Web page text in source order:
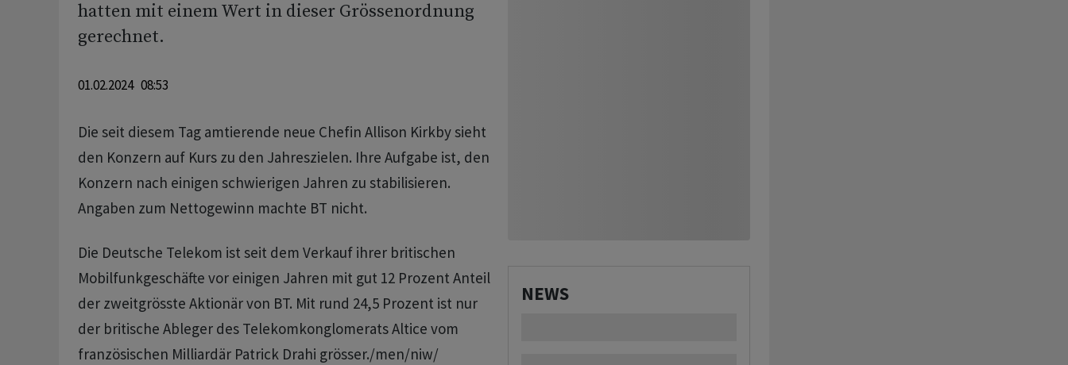
hatten mit einem Wert in dieser Grössenordnung
gerechnet.
01.02.2024 08:53
Die seit diesem Tag amtierende neue Chefin Allison Kirkby sieht
den Konzern auf Kurs zu den Jahreszielen. Ihre Aufgabe ist, den
Konzern nach einigen schwierigen Jahren zu stabilisieren.
Angaben zum Nettogewinn machte BT nicht.
Die Deutsche Telekom ist seit dem Verkauf ihrer britischen
Mobilfunkgeschäfte vor einigen Jahren mit gut 12 Prozent Anteil
der zweitgrösste Aktionär von BT. Mit rund 24,5 Prozent ist nur
der britische Ableger des Telekomkonglomerats Altice vom
französischen Milliardär Patrick Drahi grösser./men/niw/
NEWS